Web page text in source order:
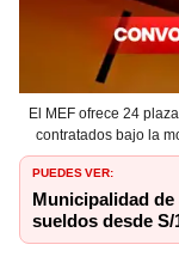
El MEF ofrece 24
contratados bajo la
PUEDES VER:
Municipalidad
sueldos desde